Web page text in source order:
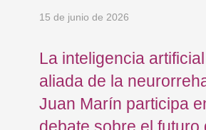
15 de junio de 2026
La inteligencia
aliada de la
Juan Marín participa
debate sobre el futuro